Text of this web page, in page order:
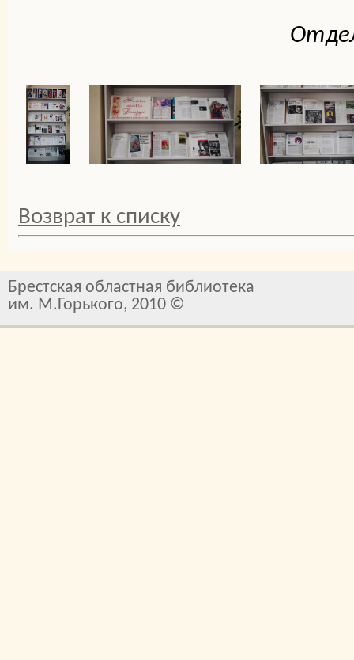
Возврат к списку
Брестская областная библиотека
им. М.Горького, 2010 ©